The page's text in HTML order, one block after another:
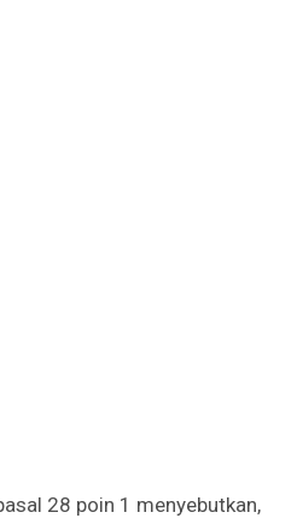
28 poin 1 menyebutkan,